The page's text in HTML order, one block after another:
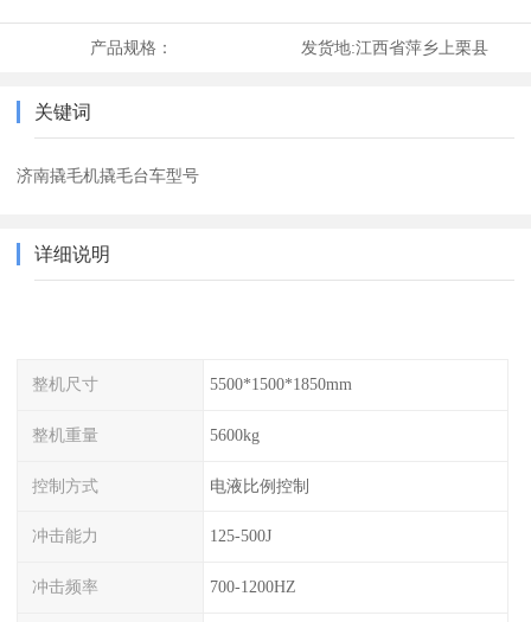
产品规格： 发货地:江西省萍乡上栗县
关键词
济南撬毛机撬毛台车型号
详细说明
整机尺寸 5500*1500*1850mm
整机重量 5600kg
控制方式 电液比例控制
冲击能力 125-500J
冲击频率 700-1200HZ